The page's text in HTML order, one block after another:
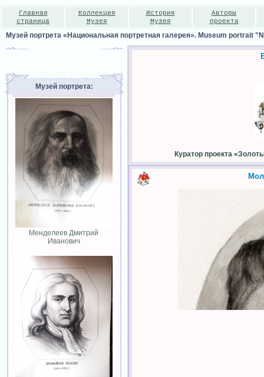
Главная
страница
Коллекция
Музея
История
Музея
Авторы
проекта
Музей портрета «Национальная портретная галерея». Museum portrait
Музей портрета:
Менделеев Дмитрий
Иванович
Куратор проекта